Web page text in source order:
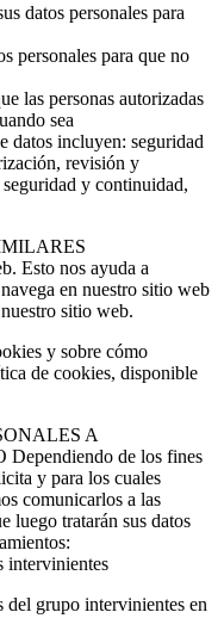
datos personales para
personales para que no
las personas autorizadas
sea
datos incluyen: seguridad
revisión y
y continuidad,
Esto nos ayuda a
en nuestro sitio web
sitio web.
y sobre cómo
de cookies, disponible
A
de los fines
y para los cuales
comunicarlos a las
luego tratarán sus datos
grupo intervinientes en